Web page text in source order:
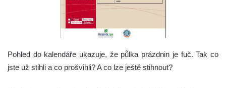
Pohled do kalendáře ukazuje, že půlka prázdnin je fuč. Tak co
jste už stihli a co prošvihli? A co lze ještě stihnout?